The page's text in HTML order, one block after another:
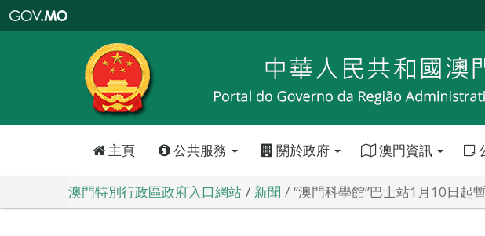
特
政
區
政
口
主頁 公共服務 關於政府 澳門資訊
澳門特別行政區政府入口網站 新聞 “澳門科學館”巴士站1月10日起